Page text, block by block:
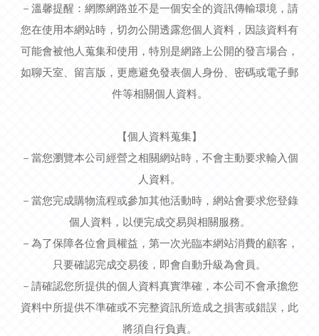
－溫馨提醒：網際網路並不是一個安全的資訊傳輸環境，請
您在使用本網站時，切勿公開透露您個人資料，因該資料有
可能會被他人蒐集和使用，特別是網路上公開的發言場合，
如聊天室、留言版，更應避免發表個人身份、密碼或電子郵
件等相關個人資料。
【個人資料蒐集】
－當您瀏覽本公司經營之相關網站時，不會主動要求輸入個
人資料。
－當您完成購物流程或參加其他活動時，網站會要求您登錄
個人資料，以便完成交易與相關服務。
－為了保障各位會員權益，第一次光臨本網站消費的顧客，
只要確認完成交易後，即會自動升級為會員。
－請確認您所提供的個人資料真實準確，本公司不會承擔您
資料中所提供不準確或不完整資訊所造成之損害或錯誤，此
將須自行負責。